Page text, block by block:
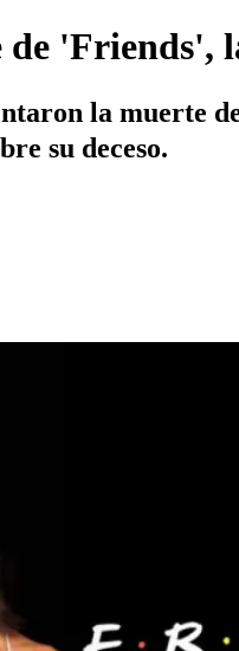
'Friends',
la muerte
su deceso.